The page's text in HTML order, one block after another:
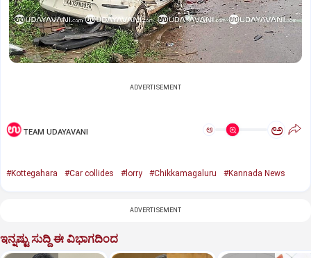
ADVERTISEMENT
TEAM UDAYAVANI ಅ ಅ
#Kottegahara #Car collides #lorry #Chikkamagaluru #Kannada News
ADVERTISEMENT
ಇನ್ನಷ್ಟು ಸುದ್ದಿ ಈ ವಿಭಾಗದಿಂದ